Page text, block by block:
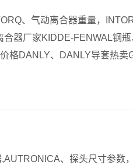
、气动离合器重量，
合器厂家KIDDE-FENWAL钢
格DANLY、DANLY导套热
、探头尺寸参数